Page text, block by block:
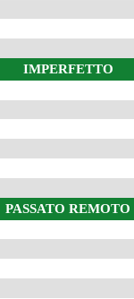
IMPERFETTO
PASSATO REMOTO